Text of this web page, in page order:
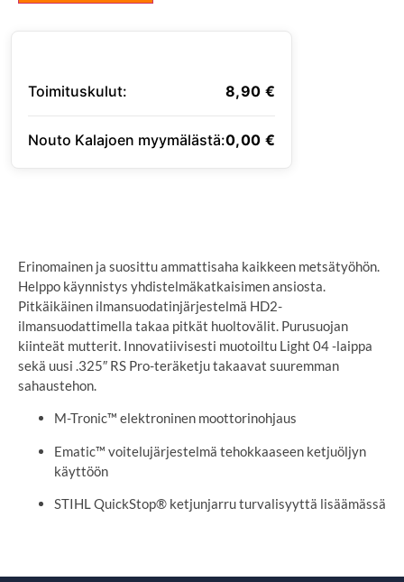
Toimituskulut: 8,90 €
Nouto Kalajoen myymälästä:0,00 €
Erinomainen ja suosittu ammattisaha kaikkeen metsätyöhön.
Helppo käynnistys yhdistelmäkatkaisimen ansiosta.
Pitkäikäinen ilmansuodatinjärjestelmä HD2-
ilmansuodattimella takaa pitkät huoltovälit. Purusuojan
kiinteät mutterit. Innovatiivisesti muotoiltu Light 04 -laippa
sekä uusi .325″ RS Pro-teräketju takaavat suuremman
sahaustehon.
M-Tronic™ elektroninen moottorinohjaus
Ematic™ voitelujärjestelmä tehokkaaseen ketjuöljyn
käyttöön
STIHL QuickStop® ketjunjarru turvalisyyttä lisäämässä